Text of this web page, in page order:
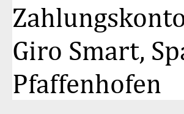
Giro Smart,
Pfaffenhofen